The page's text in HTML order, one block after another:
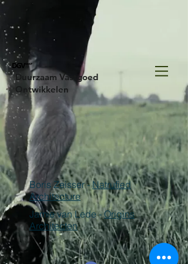
Duurzaam Vastgoed
Ontwikkelen
Boris Zeisser -Natrufied
Architecture
Jamie van Lede -Origins
Architecten